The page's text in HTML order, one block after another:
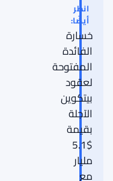
انظر
أيضًا:
خسارة
الفائدة
المفتوحة
لعقود
بيتكوين
الآجلة
بقيمة
$5.1
مليار
مع